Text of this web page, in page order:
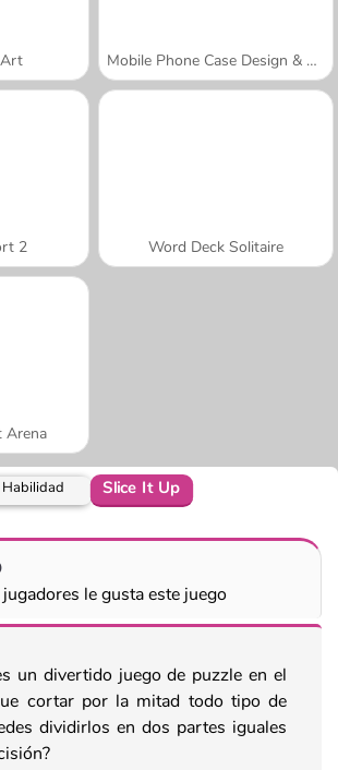
Mobile Phone Case Design & DIY
2 Word Deck Solitaire
Arena
Habilidad Slice It Up
le gusta este juego
un divertido juego de puzzle en el
cortar por la mitad todo tipo de
dividirlos en dos partes iguales